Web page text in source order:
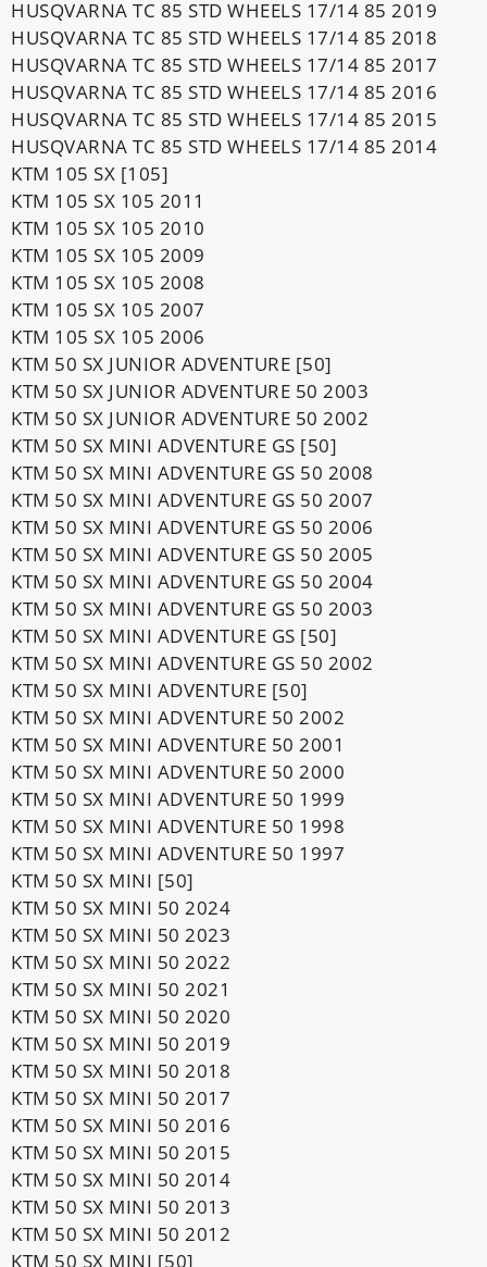
HUSQVARNA TC 85 STD WHEELS 17/14 85 2019
HUSQVARNA TC 85 STD WHEELS 17/14 85 2018
HUSQVARNA TC 85 STD WHEELS 17/14 85 2017
HUSQVARNA TC 85 STD WHEELS 17/14 85 2016
HUSQVARNA TC 85 STD WHEELS 17/14 85 2015
HUSQVARNA TC 85 STD WHEELS 17/14 85 2014
KTM 105 SX [105]
KTM 105 SX 105 2011
KTM 105 SX 105 2010
KTM 105 SX 105 2009
KTM 105 SX 105 2008
KTM 105 SX 105 2007
KTM 105 SX 105 2006
KTM 50 SX JUNIOR ADVENTURE [50]
KTM 50 SX JUNIOR ADVENTURE 50 2003
KTM 50 SX JUNIOR ADVENTURE 50 2002
KTM 50 SX MINI ADVENTURE GS [50]
KTM 50 SX MINI ADVENTURE GS 50 2008
KTM 50 SX MINI ADVENTURE GS 50 2007
KTM 50 SX MINI ADVENTURE GS 50 2006
KTM 50 SX MINI ADVENTURE GS 50 2005
KTM 50 SX MINI ADVENTURE GS 50 2004
KTM 50 SX MINI ADVENTURE GS 50 2003
KTM 50 SX MINI ADVENTURE GS [50]
KTM 50 SX MINI ADVENTURE GS 50 2002
KTM 50 SX MINI ADVENTURE [50]
KTM 50 SX MINI ADVENTURE 50 2002
KTM 50 SX MINI ADVENTURE 50 2001
KTM 50 SX MINI ADVENTURE 50 2000
KTM 50 SX MINI ADVENTURE 50 1999
KTM 50 SX MINI ADVENTURE 50 1998
KTM 50 SX MINI ADVENTURE 50 1997
KTM 50 SX MINI [50]
KTM 50 SX MINI 50 2024
KTM 50 SX MINI 50 2023
KTM 50 SX MINI 50 2022
KTM 50 SX MINI 50 2021
KTM 50 SX MINI 50 2020
KTM 50 SX MINI 50 2019
KTM 50 SX MINI 50 2018
KTM 50 SX MINI 50 2017
KTM 50 SX MINI 50 2016
KTM 50 SX MINI 50 2015
KTM 50 SX MINI 50 2014
KTM 50 SX MINI 50 2013
KTM 50 SX MINI 50 2012
KTM 50 SX MINI [50]